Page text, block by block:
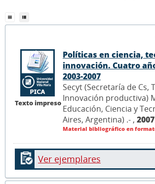
Texto impreso
Políticas en ciencia,
innovación. Cuatro
2003-2007
Secyt (Secretaría de Cs,
Innovación productiva)
Educación, Ciencia y
Aires, Argentina) .- , 2007
Material bibliográfico en
Ver ejemplares